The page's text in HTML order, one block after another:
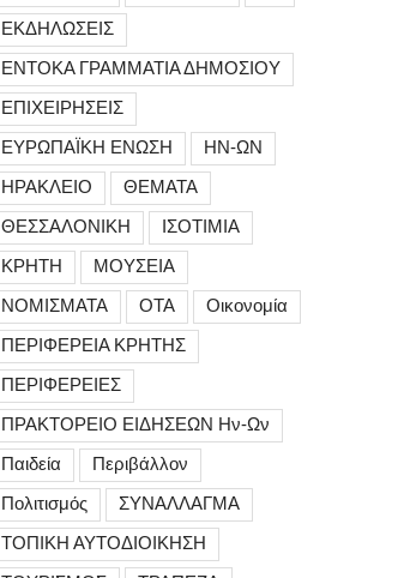
ΕΚΔΗΛΩΣΕΙΣ
ΕΝΤΟΚΑ ΓΡΑΜΜΑΤΙΑ ΔΗΜΟΣΙΟΥ
ΕΠΙΧΕΙΡΗΣΕΙΣ
ΕΥΡΩΠΑΪΚΗ ΕΝΩΣΗ
ΗΝ-ΩΝ
ΗΡΑΚΛΕΙΟ
ΘΕΜΑΤΑ
ΘΕΣΣΑΛΟΝΙΚΗ
ΙΣΟΤΙΜΙΑ
ΚΡΗΤΗ
ΜΟΥΣΕΙΑ
ΝΟΜΙΣΜΑΤΑ
ΟΤΑ
Οικονομία
ΠΕΡΙΦΕΡΕΙΑ ΚΡΗΤΗΣ
ΠΕΡΙΦΕΡΕΙΕΣ
ΠΡΑΚΤΟΡΕΙΟ ΕΙΔΗΣΕΩΝ Ην-Ων
Παιδεία
Περιβάλλον
Πολιτισμός
ΣΥΝΑΛΛΑΓΜΑ
ΤΟΠΙΚΗ ΑΥΤΟΔΙΟΙΚΗΣΗ